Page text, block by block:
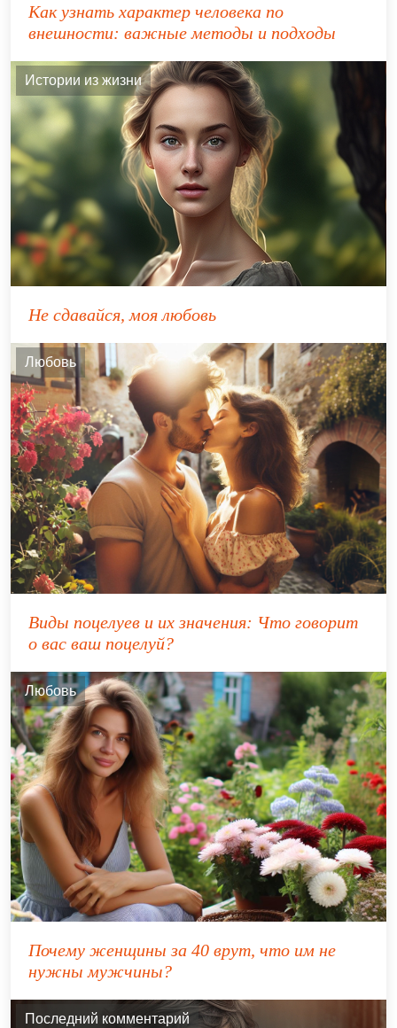
Как узнать характер человека по
внешности: важные методы и подходы
Истории из жизни
Не сдавайся, моя любовь
Любовь
Виды поцелуев и их значения: Что говорит
о вас ваш поцелуй?
Любовь
Почему женщины за 40 врут, что им не
нужны мужчины?
Последний комментарий